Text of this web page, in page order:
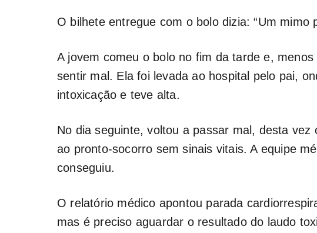
O bilhete entregue com o bolo dizia: “Um mimo
A jovem comeu o bolo no fim da tarde e,
sentir mal. Ela foi levada ao hospital pelo pai,
intoxicação e teve alta.
No dia seguinte, voltou a passar mal, desta
ao pronto-socorro sem sinais vitais. A equipe
conseguiu.
O relatório médico apontou parada
mas é preciso aguardar o resultado do laudo